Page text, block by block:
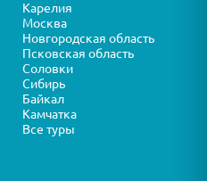
Карелия
Москва
Новгородская область
Псковская область
Соловки
Сибирь
Байкал
Камчатка
Все туры